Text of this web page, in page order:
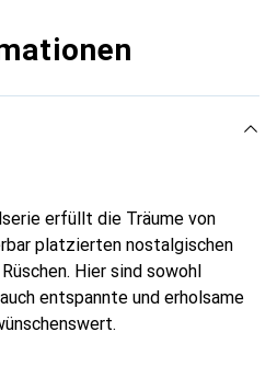
erfüllt die Träume von
platzierten nostalgischen
Hier sind sowohl
entspannte und erholsame